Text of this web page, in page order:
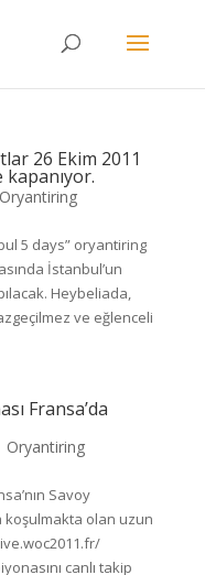
26 Ekim 2011
kapanıyor.
Oryantiring
5 days” oryantiring
İstanbul’un
Heybeliada,
ve eğlenceli
Fransa’da
Oryantiring
Savoy
olan uzun
canlı takip